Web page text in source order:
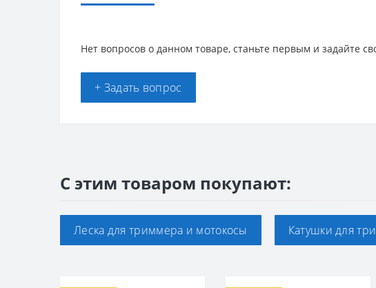
Нет вопросов о данном товаре, станьте первым и задайте
+ Задать вопрос
С этим товаром покупают:
Леска для триммера и мотокосы Катушки для